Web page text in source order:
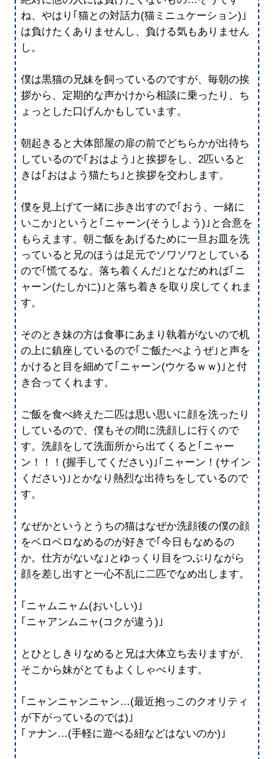
ね、やはり｢猫との対話力(猫ミニュケーション)｣
は負けたくありませんし、負ける気もありません
し。
僕は黒猫の兄妹を飼っているのですが、毎朝の挨
拶から、定期的な声かけから相談に乗ったり、ち
ょっとした口げんかもしています。
朝起きると大体部屋の扉の前でどちらかが出待ち
しているので｢おはよう｣と挨拶をし、2匹いると
きは｢おはよう猫たち｣と挨拶を交わします。
僕を見上げて一緒に歩き出すので｢おう、一緒に
いこか｣というと｢ニャーン(そうしよう)｣と合意を
もらえます。朝ご飯をあげるために一旦お皿を洗
っていると兄のほうは足元でソワソワとしている
ので｢慌てるな。落ち着くんだ｣となだめれば｢ニ
ャーン(たしかに)｣と落ち着きを取り戻してくれま
す。
そのとき妹の方は食事にあまり執着がないので机
の上に鎮座しているので｢ご飯たべようぜ｣と声を
かけると目を細めて｢ニャーン(ウケるｗｗ)｣と付
き合ってくれます。
ご飯を食べ終えた二匹は思い思いに顔を洗ったり
しているので、僕もその間に洗顔しに行くので
す。洗顔をして洗面所から出てくると｢ニャー
ン！！！(握手してください)｣｢ニャーン！(サイン
ください)｣とかなり熱烈な出待ちをしているので
す。
なぜかというとうちの猫はなぜか洗顔後の僕の顔
をベロベロなめるのが好きで｢今日もなめるの
か。仕方がないな｣とゆっくり目をつぶりながら
顔を差し出すと一心不乱に二匹でなめ出します。
｢ニャムニャム(おいしい)｣
｢ニャアンムニャ(コクが違う)｣
とひとしきりなめると兄は大体立ち去りますが、
そこから妹がとてもよくしゃべります。
｢ニャンニャンニャン…(最近抱っこのクオリティ
が下がっているのでは)｣
｢ァナン…(手軽に遊べる紐などはないのか)｣